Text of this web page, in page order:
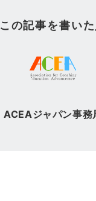
この記事を書いた
ACEAジャパン事務